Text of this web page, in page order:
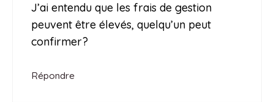
J’ai entendu que les frais de gestion
peuvent être élevés, quelqu’un peut
confirmer?
Répondre